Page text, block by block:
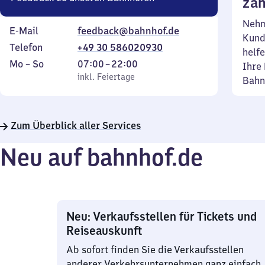
E-Mail
feedback@bahnhof.de
Telefon
+49 30 586020930
Montag
Mo – So,
inkl. Feiertage
07:00–22:00
Von
7
22
inkl. Feiertage
Ihre
Zum Überblick aller Services
Neu auf bahnhof.de
Neu: Verkaufsstellen für Tickets und
Reiseauskunft
Ab sofort finden Sie die Verkaufsstellen